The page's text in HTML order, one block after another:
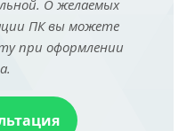
О желаемых
ПК вы можете
при оформлении